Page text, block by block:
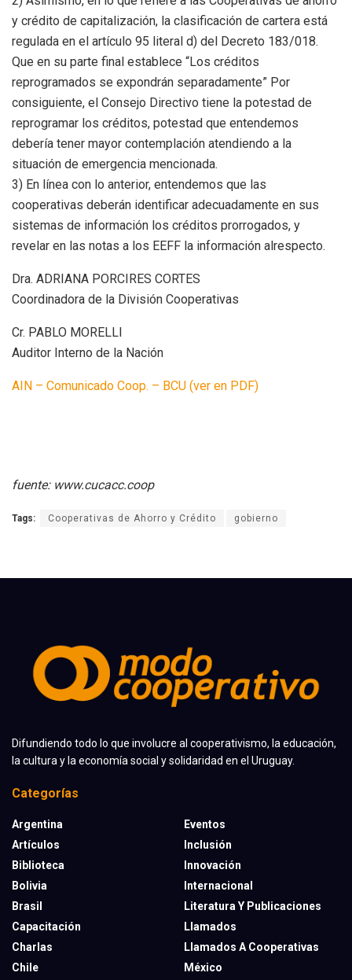
y crédito de capitalización, la clasificación de cartera está
regulada en el artículo 95 literal d) del Decreto 183/018.
Que en su parte final establece “Los créditos
reprogramados se expondrán separadamente” Por
consiguiente, el Consejo Directivo tiene la potestad de
reprogramar los créditos, potestad que entendemos
debería tener mayor contemplación atendiendo a la
situación de emergencia mencionada.
3) En línea con lo anterior, entendemos que las
cooperativas deberán identificar adecuadamente en sus
sistemas de información los créditos prorrogados, y
revelar en las notas a los EEFF la información alrespecto.
Dra. ADRIANA PORCIRES CORTES
Coordinadora de la División Cooperativas
Cr. PABLO MORELLI
Auditor Interno de la Nación
AIN – Comunicado Coop. – BCU (ver en PDF)
fuente: www.cucacc.coop
Tags: Cooperativas de Ahorro y Crédito gobierno
Difundiendo todo lo que involucre al cooperativismo, la educación,
la cultura y la economía social y solidaridad en el Uruguay.
Categorías
Argentina
Artículos
Biblioteca
Bolivia
Brasil
Capacitación
Charlas
Chile
Eventos
Inclusión
Innovación
Internacional
Literatura Y Publicaciones
Llamados
Llamados A Cooperativas
México